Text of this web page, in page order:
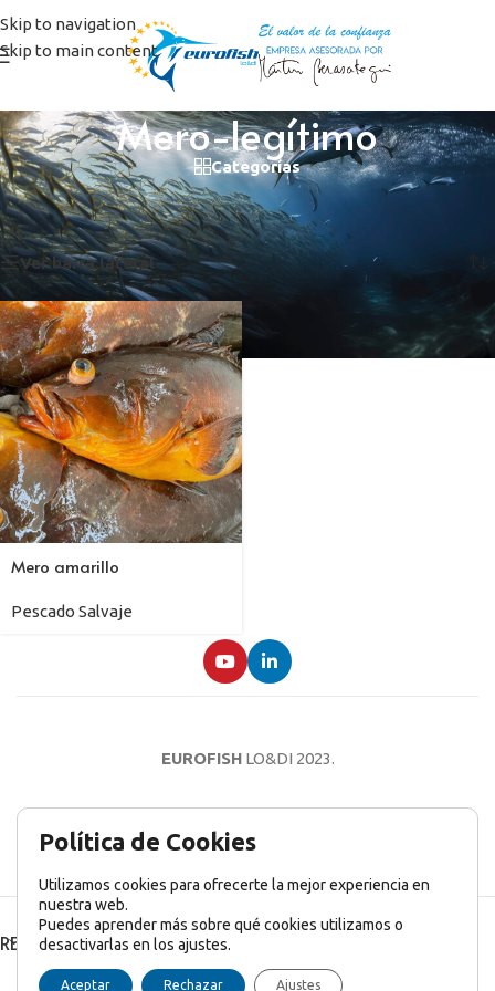
Skip to navigation
Skip to main content
Mero-legítimo
Categorías
Inicio/Productos etiquetados “Mero-legítimo”
Mostrando el único resultado
Ver barra lateral
Mero amarillo
Pescado Salvaje
EUROFISHLO&DI 2023.
AVISO LEGAL POLÍTICA DE PRIVACIDAD
RECENT POSTS
Política de Cookies
Utilizamos cookies para ofrecerte la mejor experiencia en
nuestra web.
Puedes aprender más sobre qué cookies utilizamos o
desactivarlas en los ajustes.
Aceptar Rechazar Ajustes
English Inglés) Français(Francés